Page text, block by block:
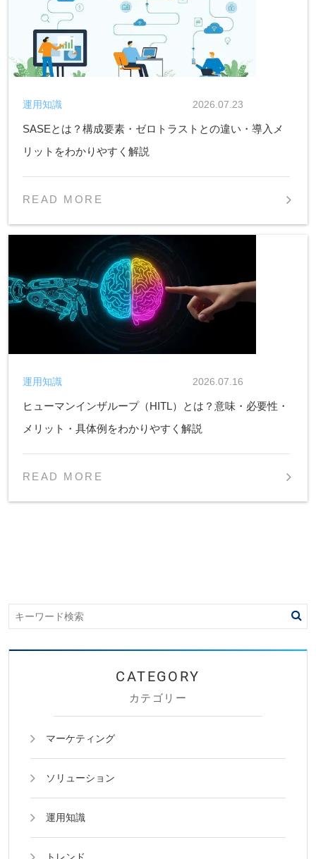
SASEとは？構成要素・ゼロトラストとの違い・導入メ
リットをわかりやすく解説
2026.07.23
運用知識
READ MORE
ヒューマンインザループ（HITL）とは？意味・必要性・
メリット・具体例をわかりやすく解説
2026.07.16
運用知識
READ MORE
カテゴリー
マーケティング
ソリューション
運用知識